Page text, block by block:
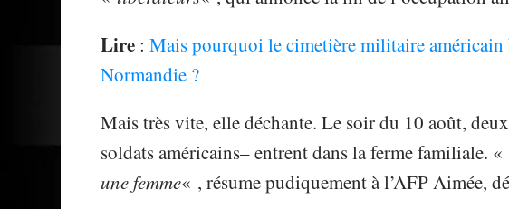
Lire :Mais pourquoi le cimetière militaire
Normandie ?
Mais très vite, elle déchante. Le soir du 10 août,
soldats américains– entrent dans la ferme familiale. «
une femme« , résume pudiquement à l’AFP Aimée,